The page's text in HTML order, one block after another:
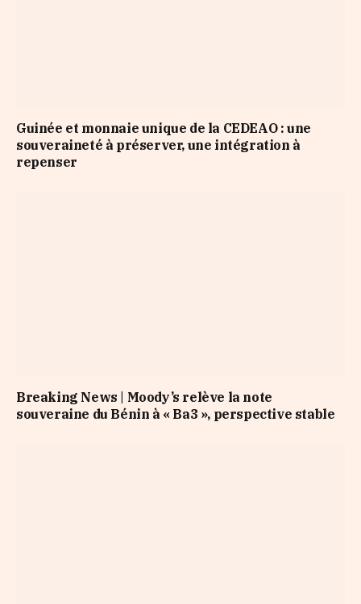
Guinée et monnaie unique de la CEDEAO : une
souveraineté à préserver, une intégration à
repenser
Breaking News | Moody’s relève la note
souveraine du Bénin à « Ba3 », perspective stable